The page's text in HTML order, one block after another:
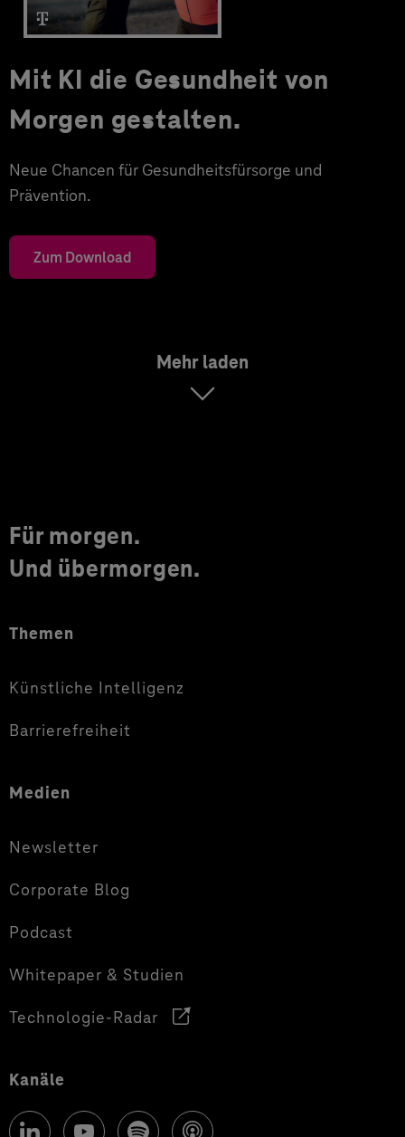
Mit KI die Gesundheit von
Morgen gestalten.
Neue Chancen für Gesundheitsfürsorge und
Prävention.
Zum Download
Mehr laden
Für morgen.
Und übermorgen.
Themen
Künstliche Intelligenz
Barrierefreiheit
Medien
Newsletter
Corporate Blog
Podcast
Whitepaper & Studien
Technologie-Radar
Kanäle